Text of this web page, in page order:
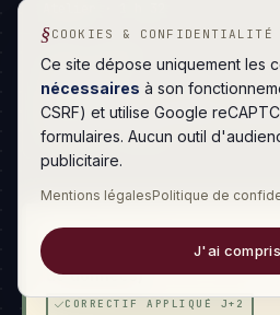
J-23 · 09:00
BACKUP
Restaurationréelletestée · client
Atelier · 28 min
CVE-2026-1187
Django 6.0.4 · faille
de données)
CORRECTIF APPLIQUÉ J+2
COOKIES & CONFIDENTIALITÉ
Ce site dépose uniquement les
nécessaires à son
CSRF) et utilise Google
formulaires. Aucun outil
publicitaire.
Mentions légalesPolitique de
J'ai compris